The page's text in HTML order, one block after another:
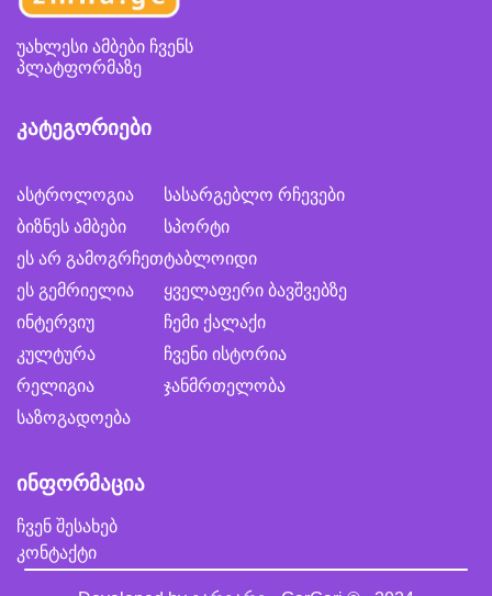
უახლესი ამბები ჩვენს
პლატფორმაზე
კატეგორიები
ასტროლოგია
ბიზნეს ამბები
ეს არ გამოგრჩეთ
ეს გემრიელია
ინტერვიუ
კულტურა
რელიგია
საზოგადოება
სასარგებლო რჩევები
სპორტი
ტაბლოიდი
ყველაფერი ბავშვებზე
ჩემი ქალაქი
ჩვენი ისტორია
ჯანმრთელობა
ინფორმაცია
ჩვენ შესახებ
კონტაქტი